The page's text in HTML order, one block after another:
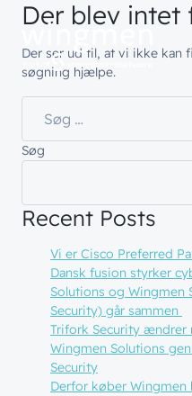
Der blev intet
Der ser ud til, at vi ikke kan
søgning hjælpe.
Søg
Recent Posts
Vi er Cisco Preferred
Dansk fusion styrker
Solutions og Wingmen
Security) går sammen
Trifork Security ændrer
Wingmen Solutions
Security
Derfor køber